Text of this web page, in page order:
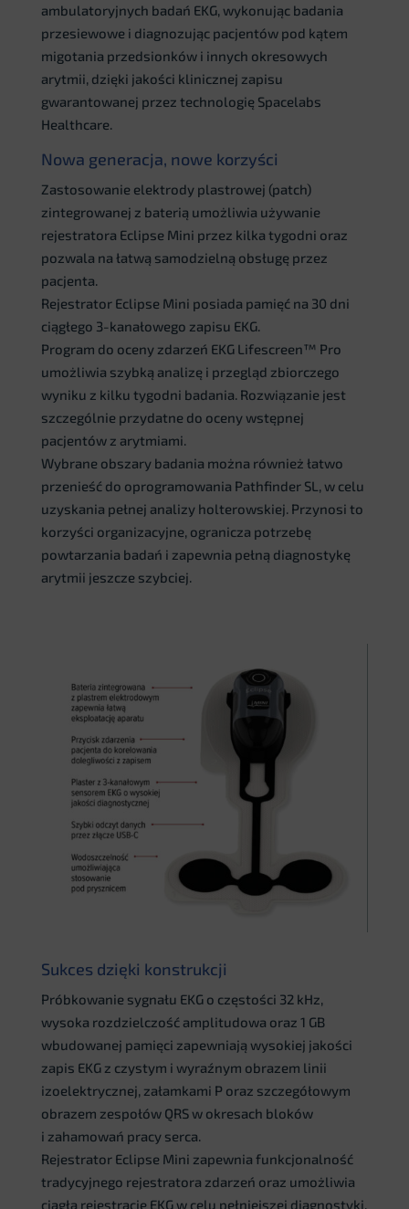
ambulatoryjnych badań EKG, wykonując badania
przesiewowe i diagnozując pacjentów pod kątem
migotania przedsionków i innych okresowych
arytmii, dzięki jakości klinicznej zapisu
gwarantowanej przez technologię Spacelabs
Healthcare.
Nowa generacja, nowe korzyści
Zastosowanie elektrody plastrowej (patch)
zintegrowanej z baterią umożliwia używanie
rejestratora Eclipse Mini przez kilka tygodni oraz
pozwala na łatwą samodzielną obsługę przez
pacjenta.
Rejestrator Eclipse Mini posiada pamięć na 30 dni
ciągłego 3-kanałowego zapisu EKG.
Program do oceny zdarzeń EKG Lifescreen™ Pro
umożliwia szybką analizę i przegląd zbiorczego
wyniku z kilku tygodni badania. Rozwiązanie jest
szczególnie przydatne do oceny wstępnej
pacjentów z arytmiami.
Wybrane obszary badania można również łatwo
przenieść do oprogramowania Pathfinder SL, w celu
uzyskania pełnej analizy holterowskiej. Przynosi to
korzyści organizacyjne, ogranicza potrzebę
powtarzania badań i zapewnia pełną diagnostykę
arytmii jeszcze szybciej.
Sukces dzięki konstrukcji
Próbkowanie sygnału EKG o częstości 32 kHz,
wysoka rozdzielczość amplitudowa oraz 1 GB
wbudowanej pamięci zapewniają wysokiej jakości
zapis EKG z czystym i wyraźnym obrazem linii
izoelektrycznej, załamkami P oraz szczegółowym
obrazem zespołów QRS w okresach bloków
i zahamowań pracy serca.
Rejestrator Eclipse Mini zapewnia funkcjonalność
tradycyjnego rejestratora zdarzeń oraz umożliwia
ciągłą rejestrację EKG w celu pełniejszej diagnostyki.